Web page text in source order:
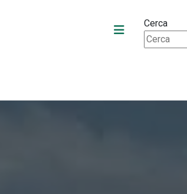
Cerca